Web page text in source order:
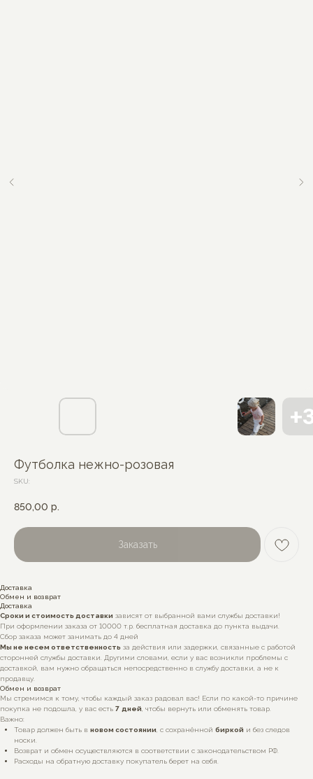
Футболка нежно-розовая
SKU:
850,00 р.
Заказать
Доставка
Обмен и возврат
Доставка
Сроки и стоимость доставки зависят от выбранной вами службы доставки!
При оформлении заказа от 10000 т.р. бесплатная доставка до пункта выдачи.
Сбор заказа может занимать до 4 дней
Мы не несем ответственность за действия или задержки, связанные с работой
сторонней службы доставки. Другими словами, если у вас возникли проблемы с
доставкой, вам нужно обращаться непосредственно в службу доставки, а не к
продавцу.
Обмен и возврат
Мы стремимся к тому, чтобы каждый заказ радовал вас! Если по какой-то причине
покупка не подошла, у вас есть 7 дней , чтобы вернуть или обменять товар.
Важно:
Товар должен быть в новом состоянии , с сохранённой биркой и без следов
носки.
Возврат и обмен осуществляются в соответствии с законодательством РФ.
Расходы на обратную доставку покупатель берет на себя.